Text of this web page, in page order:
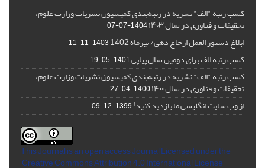
کسب رتبه "الف" نشریه در رتبه‌بندی کمیسیون نشریات وزارت علوم،
تحقیقات و فناوری در سال ۱۴۰۳ 1404-07-07
ابلاغ دستور العمل ارجاع دهی/ تیرماه 1402 1403-11-11
کسب رتبه الف برای دومین سال پیاپی1401-05-19
کسب رتبه "الف" نشریه در رتبه‌بندی کمیسیون نشریات وزارت علوم،
تحقیقات و فناوری در سال ۱۴۰۰ 1400-04-27
از وب سایت انگلیسی ما بازدید کنید!1399-12-09
This Journal is an open access Journal Licensedunder the
Creative Commons Attribution 4.0 International License